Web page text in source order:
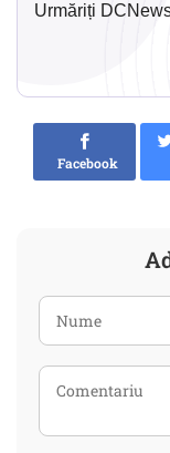
Urmăriți
Facebook